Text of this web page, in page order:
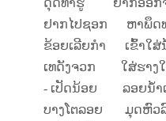
ດຸດທາຮູ ຢາກອອກຈ
ຢາກໄປຊອກ ຫາພຶດ
ຂ້ອຍເລີຍກຳ ເຂົ້າໃສ່
ເທດັງຈວກ ໃສ່ຮາງ
- ເປັດນ້ອຍ ລອຍນໍ້າ
ບາງໂຕລອຍ ມຸດຫົວລົ